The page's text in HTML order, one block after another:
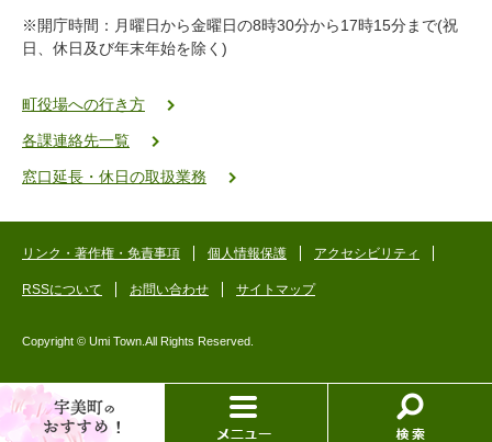
お
5
5
ク
二
ゴ
※開庁時間：月曜日から金曜日の8時30分から17時15分まで(祝
日、休日及び年末年始を除く)
町役場への行き方
各課連絡先一覧
窓口延長・休日の取扱業務
リンク・著作権・免責事項 個人情報保護 アクセシビリティ
RSSについて お問い合わせ サイトマップ
Copyright © Umi Town.All Rights Reserved.